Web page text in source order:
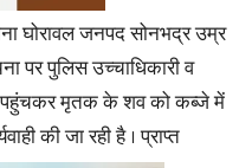
घोरावल जनपद सोनभद्र उम्र
पर पुलिस उच्चाधिकारी व
पहुंचकर मृतक के शव को कब्जे में
की जा रही है । प्राप्त